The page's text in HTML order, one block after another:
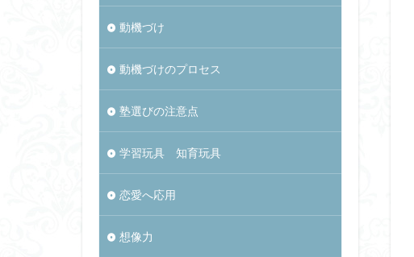
動機づけ
動機づけのプロセス
塾選びの注意点
学習玩具 知育玩具
恋愛へ応用
想像力